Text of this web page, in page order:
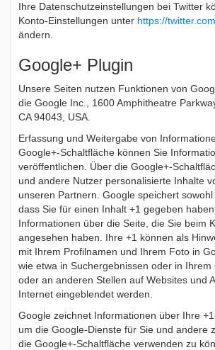
Ihre Datenschutzeinstellungen bei Twitter
Konto-Einstellungen unter https://
ändern.
Google+ Plugin
Unsere Seiten nutzen Funktionen von
die Google Inc., 1600 Amphitheatre
CA 94043, USA.
Erfassung und Weitergabe von
Google+-Schaltfläche können Sie
veröffentlichen. Über die Google+-
und andere Nutzer personalisierte Inhalte
unseren Partnern. Google speichert sowohl
dass Sie für einen Inhalt +1 gegeben
Informationen über die Seite, die Sie beim
angesehen haben. Ihre +1 können als
mit Ihrem Profilnamen und Ihrem Foto in
wie etwa in Suchergebnissen oder in Ihrem
oder an anderen Stellen auf Websites und
Internet eingeblendet werden.
Google zeichnet Informationen über Ihre
um die Google-Dienste für Sie und andere
die Google+-Schaltfläche verwenden zu